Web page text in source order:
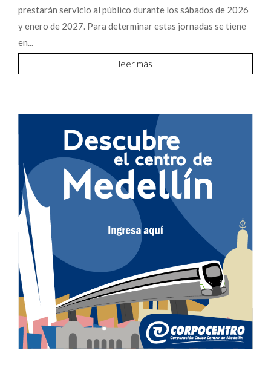
prestarán servicio al público durante los sábados de 2026
y enero de 2027. Para determinar estas jornadas se tiene
en...
leer más